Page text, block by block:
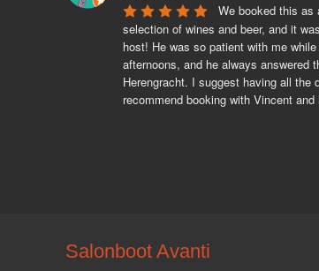
We booked this as
selection of wines and beer, and it
host! He was so patient with me
afternoons, and he always answered
Herengracht. I suggest having all
recommend booking with Vincent and
Salonboot Avanti